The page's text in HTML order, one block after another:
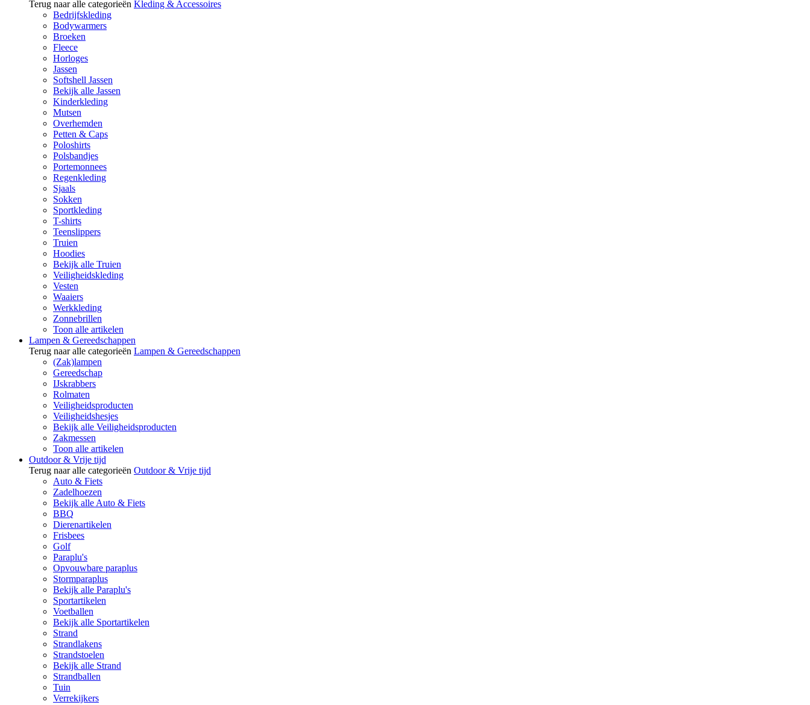
Terug naar alle categorieën Kleding & Accessoires
Bedrijfskleding
Bodywarmers
Broeken
Fleece
Horloges
Jassen
Softshell Jassen
Bekijk alle Jassen
Kinderkleding
Mutsen
Overhemden
Petten & Caps
Poloshirts
Polsbandjes
Portemonnees
Regenkleding
Sjaals
Sokken
Sportkleding
T-shirts
Teenslippers
Truien
Hoodies
Bekijk alle Truien
Veiligheidskleding
Vesten
Waaiers
Werkkleding
Zonnebrillen
Toon alle artikelen
Lampen & Gereedschappen
Terug naar alle categorieën Lampen & Gereedschappen
(Zak)lampen
Gereedschap
IJskrabbers
Rolmaten
Veiligheidsproducten
Veiligheidshesjes
Bekijk alle Veiligheidsproducten
Zakmessen
Toon alle artikelen
Outdoor & Vrije tijd
Terug naar alle categorieën Outdoor & Vrije tijd
Auto & Fiets
Zadelhoezen
Bekijk alle Auto & Fiets
BBQ
Dierenartikelen
Frisbees
Golf
Paraplu's
Opvouwbare paraplus
Stormparaplus
Bekijk alle Paraplu's
Sportartikelen
Voetballen
Bekijk alle Sportartikelen
Strand
Strandlakens
Strandstoelen
Bekijk alle Strand
Strandballen
Tuin
Verrekijkers